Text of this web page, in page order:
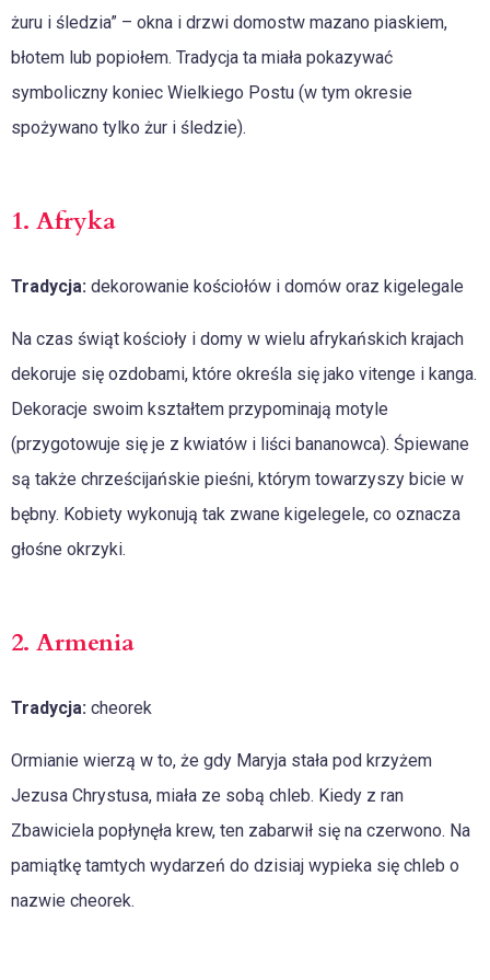
żuru i śledzia” – okna i drzwi domostw mazano piaskiem,
błotem lub popiołem. Tradycja ta miała pokazywać
symboliczny koniec Wielkiego Postu (w tym okresie
spożywano tylko żur i śledzie).
1. Afryka
Tradycja: dekorowanie kościołów i domów oraz kigelegale
Na czas świąt kościoły i domy w wielu afrykańskich krajach
dekoruje się ozdobami, które określa się jako vitenge i kanga.
Dekoracje swoim kształtem przypominają motyle
(przygotowuje się je z kwiatów i liści bananowca). Śpiewane
są także chrześcijańskie pieśni, którym towarzyszy bicie w
bębny. Kobiety wykonują tak zwane kigelegele, co oznacza
głośne okrzyki.
2. Armenia
Tradycja: cheorek
Ormianie wierzą w to, że gdy Maryja stała pod krzyżem
Jezusa Chrystusa, miała ze sobą chleb. Kiedy z ran
Zbawiciela popłynęła krew, ten zabarwił się na czerwono. Na
pamiątkę tamtych wydarzeń do dzisiaj wypieka się chleb o
nazwie cheorek.